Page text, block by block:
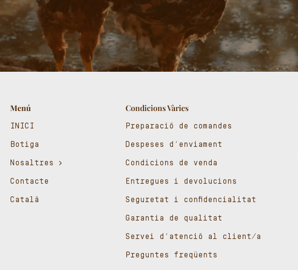
Menú
INICI
Botiga
Nosaltres
Contacte
Català
Condicions Vàries
Preparació de comandes
Despeses d’enviament
Condicions de venda
Entregues i devolucions
Seguretat i confidencialitat
Garantia de qualitat
Servei d’atenció al client/a
Preguntes freqüents